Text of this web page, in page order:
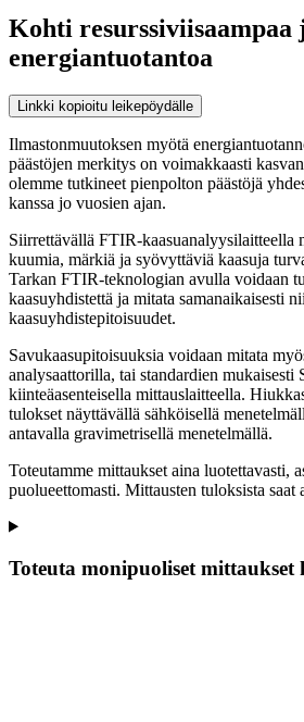
Kohti resurssiviisaampaa
energiantuotantoa
Linkki kopioitu leikepöydälle
Ilmastonmuutoksen myötä
päästöjen merkitys on voimakkaasti
olemme tutkineet pienpolton päästöjä
kanssa jo vuosien ajan.
Siirrettävällä FTIR-kaasuanalyysilaitteella
kuumia, märkiä ja syövyttäviä kaasuja
Tarkan FTIR-teknologian avulla voidaan
kaasuyhdistettä ja mitata samanaikaisesti
kaasuyhdistepitoisuudet.
Savukaasupitoisuuksia voidaan mitata
analysaattorilla, tai standardien mukaisesti
kiinteäasenteisella mittauslaitteella.
tulokset näyttävällä sähköisellä
antavalla gravimetrisellä menetelmällä.
Toteutamme mittaukset aina luotettavasti,
puolueettomasti. Mittausten tuloksista
Toteuta monipuoliset mittaukset